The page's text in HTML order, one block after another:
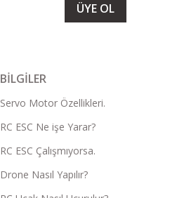
ÜYE OL
BİLGİLER
Servo Motor Özellikleri.
RC ESC Ne işe Yarar?
RC ESC Çalışmıyorsa.
Drone Nasıl Yapılır?